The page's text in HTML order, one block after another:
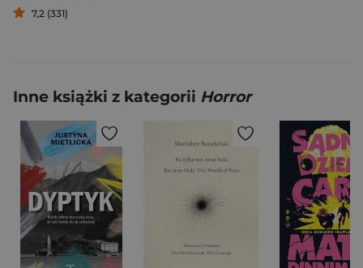
7,2 (331)
Inne książki z kategorii Horror